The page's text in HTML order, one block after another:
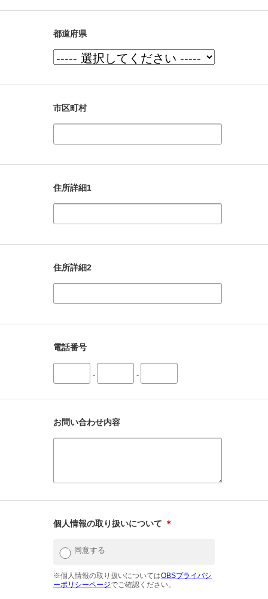
都道府県
市区町村
住所詳細1
住所詳細2
電話番号
- -
お問い合わせ内容
個人情報の取り扱いについて ＊
同意する
※個人情報の取り扱いについてはOBSプライバシ
ーポリシーページでご確認ください。